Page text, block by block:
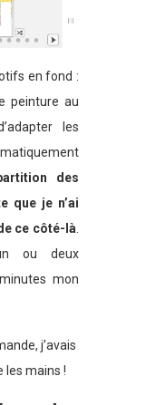
en fond :
peinture au
les
des
que je n’ai
ce côté-là
ou deux
mon
j’avais
les mains !